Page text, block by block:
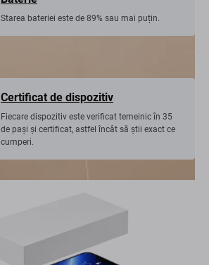
Baterie
Certificat de dispozitiv
Fiecare dispozitiv este verificat temeinic în 35
de pași și certificat, astfel încât să știi exact ce